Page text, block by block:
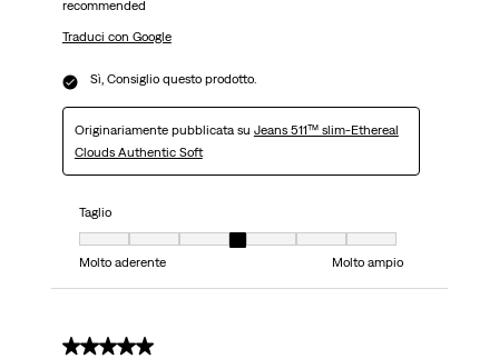
recommended
Traduci con Google
Sì, Consiglio questo prodotto.
Originariamente pubblicata su Jeans 511™ slim-Ethereal
Clouds Authentic Soft
Taglio
Taglio, 4 su 7, dove 1 è uguale a Molto aderente e 7 è uguale a Molto
Molto aderente
Molto ampio
5 su 5 stelle.